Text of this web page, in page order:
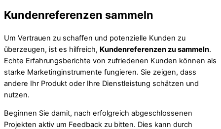
Kundenreferenzen sammeln
Um Vertrauen zu schaffen und potenzielle Kunden zu
überzeugen, ist es hilfreich, Kundenreferenzen zu sammeln.
Echte Erfahrungsberichte von zufriedenen Kunden können als
starke Marketinginstrumente fungieren. Sie zeigen, dass
andere Ihr Produkt oder Ihre Dienstleistung schätzen und
nutzen.
Beginnen Sie damit, nach erfolgreich abgeschlossenen
Projekten aktiv um Feedback zu bitten. Dies kann durch